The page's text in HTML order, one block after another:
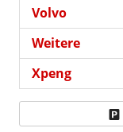
Volvo
Weitere
Xpeng